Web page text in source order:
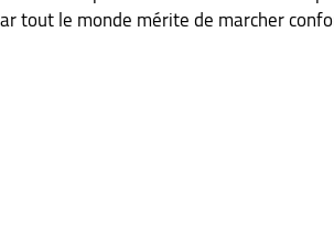
tout le monde mérite de marcher